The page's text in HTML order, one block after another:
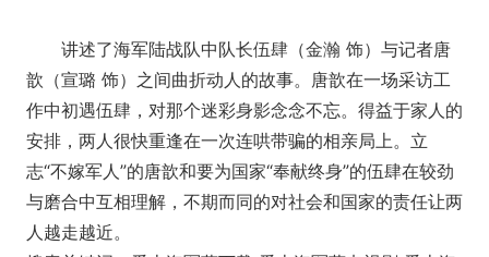
讲述了海军陆战队中队长伍肆（金瀚 饰）与记者唐
歆（宣璐 饰）之间曲折动人的故事。唐歆在一场采访工
作中初遇伍肆，对那个迷彩身影念念不忘。得益于家人的
安排，两人很快重逢在一次连哄带骗的相亲局上。立
志“不嫁军人”的唐歆和要为国家“奉献终身”的伍肆在较劲
与磨合中互相理解，不期而同的对社会和国家的责任让两
人越走越近。